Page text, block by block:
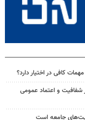
کافی در اختیار دارد؟
شفافیت و اعتماد عمومی
جامعه است